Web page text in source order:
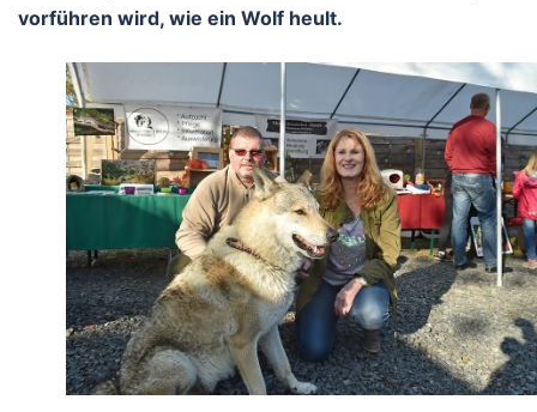
vorführen wird, wie ein Wolf heult.